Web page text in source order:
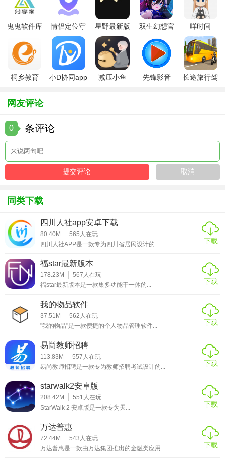
- 开启“求职跟踪”功能，实时接收投递进度通知，系统根据简
历浏览量推荐优化建议。
【大象找活app V3.0.5内容】
- 涵盖全国300+城市，每日更新5000+岗位，包括土方工程、
道路施工、物流运输等场景。
80-500元/天。
- 招工方需提交营业执照、设备证件，平台人工核验后发布。
- 求职者简历需实名认证，虚假信息将封号处理。
- 支持语音通话、视频面试，雇主可发送设备照片、工程图纸
- 每日推送100+短期任务，如节假日替班、紧急抢修，适合空
【大象找活app V3.0.5玩法】
知。
- 通过完成平台任务（如邀请好友、每日签到）赚取积分，兑
- 替班套餐（99元/月）：含30次免费替班电话，适合短期兼
- 长期套餐（199元/季）：含100次电话+优先推荐权，适合全
职司机。
- 机主可发布“急招”信息，支付加急费提升岗位曝光度。
- 个人中心提供求职统计，包括投递次数、面试率、薪资趋
势，辅助职业规划。
【大象找活app V3.0.5点评】
- 效率高：智能匹配算法将求职响应时间缩短至2小时内，远
鬼鬼软件库
情侣定位守
护软件
星野最新版
双生幻想官
咩时间
桐乡教育
小D协同app
减压小鱼
先锋影音
长途旅行驾
网友评论
0 条评论
同类下载
四川人社app安卓下载
80.40M 565 人在玩
四川人社APP是一款专为四川省居民设计的...
下载
福star最新版本
178.23M 567 人在玩
福star最新版本是一款集多功能于一体的...
下载
我的物品软件
37.51M 562 人在玩
"我的物品"是一款便捷的个人物品管理软件...
下载
易尚教师招聘
113.83M 557 人在玩
易尚教师招聘是一款专为教师招聘考试设计的...
下载
starwalk2安卓版
208.42M 551 人在玩
StarWalk 2 安卓版是一款专为天...
下载
万达普惠
72.44M 543 人在玩
万达普惠是一款由万达集团推出的金融类应用...
下载